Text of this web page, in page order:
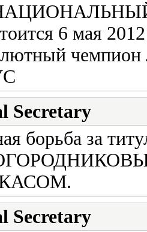
6 мая 2012
Secretary
борьба за
Secretary